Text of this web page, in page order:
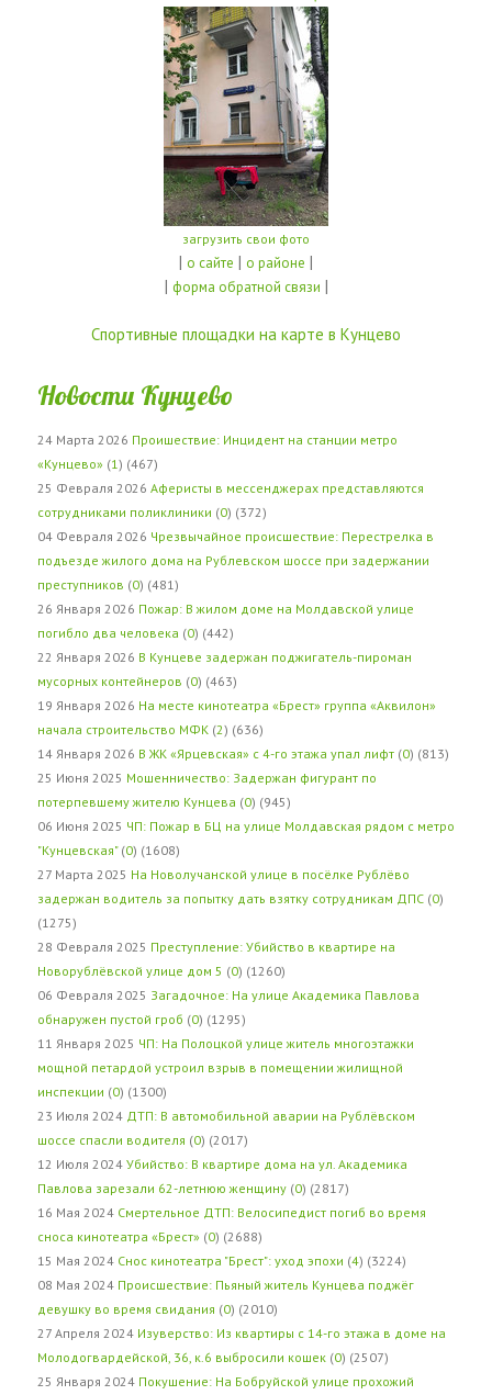
загрузить свои фото
| о сайте | о районе |
| форма обратной связи |
Спортивные площадки на карте в Кунцево
Новости Кунцево
24 Марта 2026 Проишествие: Инцидент на станции метро
«Кунцево» (1 ) (467)
25 Февраля 2026 Аферисты в мессенджерах представляются
сотрудниками поликлиники (0) (372)
04 Февраля 2026 Чрезвычайное происшествие: Перестрелка в
подъезде жилого дома на Рублевском шоссе при задержании
преступников (0) (481)
26 Января 2026 Пожар: В жилом доме на Молдавской улице
погибло два человека (0) (442)
22 Января 2026 В Кунцеве задержан поджигатель-пироман
мусорных контейнеров (0) (463)
19 Января 2026 На месте кинотеатра «Брест» группа «Аквилон»
начала строительство МФК (2) (636)
14 Января 2026 В ЖК «Ярцевская» с 4-го этажа упал лифт (0) (813)
25 Июня 2025 Мошенничество: Задержан фигурант по
потерпевшему жителю Кунцева (0) (945)
06 Июня 2025 ЧП: Пожар в БЦ на улице Молдавская рядом с метро
"Кунцевская" (0) (1608)
27 Марта 2025 На Новолучанской улице в посёлке Рублёво
задержан водитель за попытку дать взятку сотрудникам ДПС (0)
(1275)
28 Февраля 2025 Преступление: Убийство в квартире на
Новорублёвской улице дом 5 (0) (1260)
06 Февраля 2025 Загадочное: На улице Академика Павлова
обнаружен пустой гроб (0) (1295)
11 Января 2025 ЧП: На Полоцкой улице житель многоэтажки
мощной петардой устроил взрыв в помещении жилищной
инспекции (0) (1300)
23 Июля 2024 ДТП: В автомобильной аварии на Рублёвском
шоссе спасли водителя (0) (2017)
12 Июля 2024 Убийство: В квартире дома на ул. Академика
Павлова зарезали 62-летнюю женщину (0) (2817)
16 Мая 2024 Смертельное ДТП: Велосипедист погиб во время
сноса кинотеатра «Брест» (0) (2688)
15 Мая 2024 Снос кинотеатра "Брест": уход эпохи (4) (3224)
08 Мая 2024 Происшествие: Пьяный житель Кунцева поджёг
девушку во время свидания (0) (2010)
27 Апреля 2024 Изуверство: Из квартиры с 14-го этажа в доме на
Молодогвардейской, 36, к.6 выбросили кошек (0) (2507)
25 Января 2024 Покушение: На Бобруйской улице прохожий